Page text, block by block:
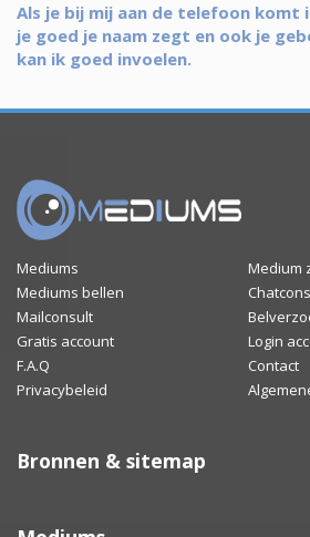
Als je bij mij aan de telefoon komt
je goed je naam zegt en ook je
kan ik goed invoelen.
Mediums
Medium
Mediums bellen
Mailconsult
Gratis account
Login
F.A.Q
Contact
Privacybeleid
Bronnen & sitemap